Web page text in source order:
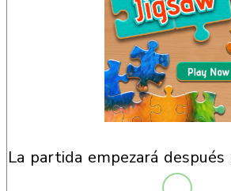
la partida empezará